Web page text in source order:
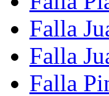
Falla
Falla
Falla